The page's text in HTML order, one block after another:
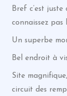
Bref c’est juste
connaissez pas
Un superbe
Bel endroit à
Site
circuit des